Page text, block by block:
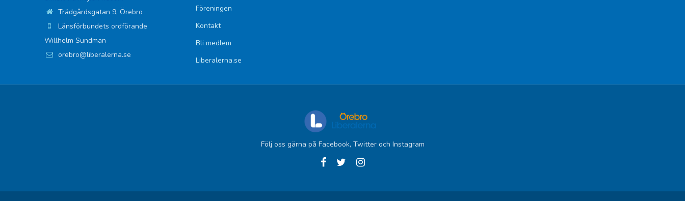
Trädgårdsgatan 9, Örebro
Länsförbundets ordförande
Willhelm Sundman
orebro@liberalerna.se
Föreningen
Kontakt
Bli medlem
Liberalerna.se
Följ oss gärna på Facebook, Twitter och Instagram